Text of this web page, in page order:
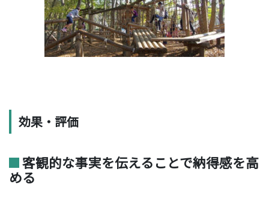
効果・評価
客観的な事実を伝えることで納得感を高
める